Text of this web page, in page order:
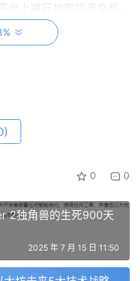
台上进行加密货币交易，
额超过5000万匈牙利福
达3年；若交易金额超过
而运营的服务提供商，法
处8年监禁。这项全面改
万匈牙利人使用合法申报
的框架下，这些用户中
的加密活动而面临刑事指
用户仅仅因为像往常一样
0 0
2独角兽的生死900天
2025 年 7 月 15 日 11:50